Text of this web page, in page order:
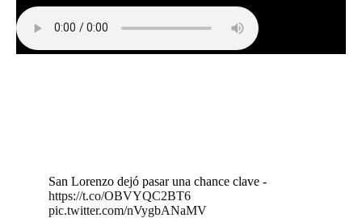
San Lorenzo dejó pasar una chance clave -
https://t.co/OBVYQC2BT6
pic.twitter.com/nVygbANaMV